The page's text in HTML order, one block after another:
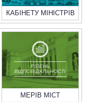
КАБІНЕТУ МІНІСТРІВ
РІВЕНЬ
ВІДПОВІДАЛЬНОСТІ
МЕРІВ МІСТ